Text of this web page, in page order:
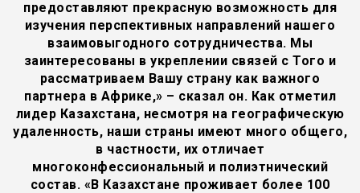
предоставляют прекрасную возможность для
изучения перспективных направлений нашего
взаимовыгодного сотрудничества. Мы
заинтересованы в укреплении связей с Того и
рассматриваем Вашу страну как важного
партнера в Африке,» – сказал он. Как отметил
лидер Казахстана, несмотря на географическую
удаленность, наши страны имеют много общего,
в частности, их отличает
многоконфессиональный и полиэтнический
состав. «В Казахстане проживает более 100